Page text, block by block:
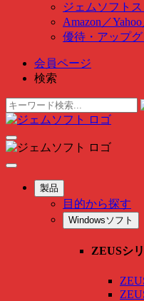
ジェムソフト
Amazon ／Yahoo
優待・アップ
会員ページ
検索
製品
目的から探す
Windowsソフト
ZEUSシ